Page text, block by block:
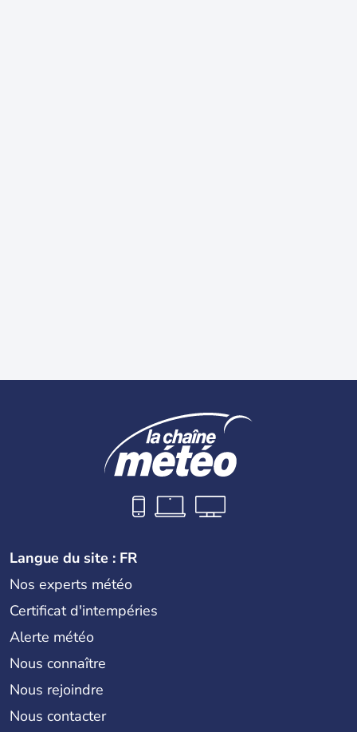
Langue du site : FR
Nos experts météo
Certificat d'intempéries
Alerte météo
Nous connaître
Nous rejoindre
Nous contacter